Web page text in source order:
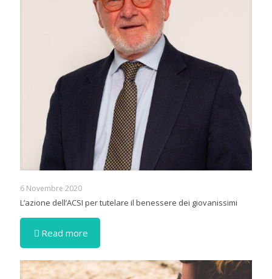
6 Novembre 2020
L’azione dell’ACSI per tutelare il benessere dei giovanissimi
Read more